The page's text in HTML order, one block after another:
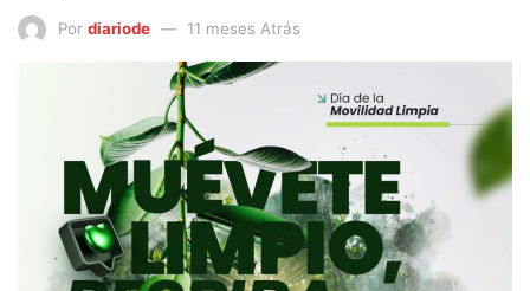
Por diariode 11 meses Atrás